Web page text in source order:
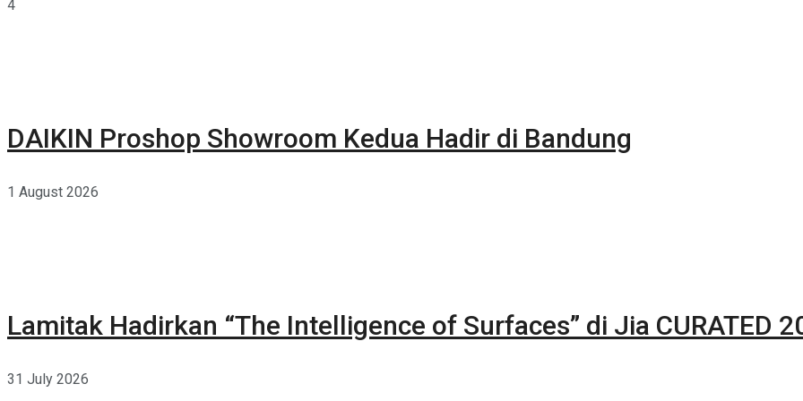
4
DAIKIN Proshop Showroom Kedua Hadir di Bandung
1 August 2026
Lamitak Hadirkan “The Intelligence of Surfaces” di Jia CURATED
31 July 2026